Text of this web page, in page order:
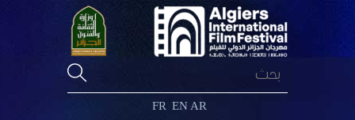
AR
EN
FR